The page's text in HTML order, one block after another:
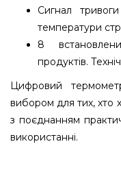
Сигнал
температури
8
продуктів.
Цифровий
вибором для тих, хто
з поєднанням
використанні.